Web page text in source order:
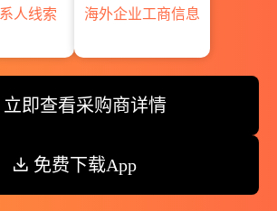
人线索
海外企业工商信息
立即查看采购商详情
免费下载App